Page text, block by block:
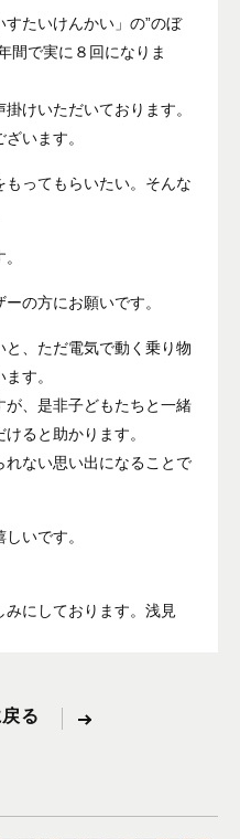
たいけんかい」の”のぼ
間で実に８回になりま
けいただいております。
います。
ってもらいたい。そんな
の方にお願いです。
、ただ電気で動く乗り物
す。
が、是非子どもたちと一緒
ると助かります。
ない思い出になることで
いです。
みにしております。浅見
る